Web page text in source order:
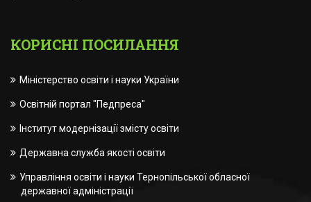
КОРИСНІ ПОСИЛАННЯ
Міністерство освіти і науки України
Освітній портал "Педпреса"
Інститут модернізації змісту освіти
Державна служба якості освіти
Управління освіти і науки Тернопільської обласної
державної адміністрації